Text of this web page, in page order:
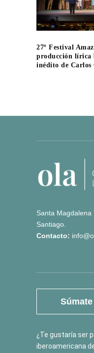
27º Festival
producción lírica
inédito de Carlos
Santa Magdalena
Santiago.
Contacto:
¿Te gustaría ser
iberoamericana